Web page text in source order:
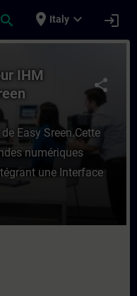
search place Italy expand_more login
pages pour IHM
share
IHM
Easy Sreen.Cette
numériques
une Interface